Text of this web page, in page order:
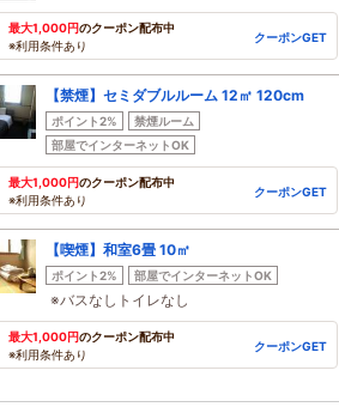
最大1,000円のクーポン配布中
※利用条件あり
クーポンGET
【禁煙】セミダブルルーム 12㎡ 120cm
ポイント2%
禁煙ルーム
部屋でインターネットOK
最大1,000円のクーポン配布中
※利用条件あり
クーポンGET
【喫煙】和室6畳 10㎡
ポイント2% 部屋でインターネットOK
※バスなしトイレなし
最大1,000円のクーポン配布中
※利用条件あり
クーポンGET